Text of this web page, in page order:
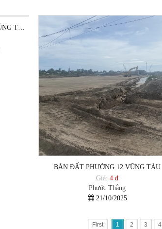
ĐẤT MẶT TIỀN PHƯỚC THẮNG VŨNG TÀU GIÁ ĐẦU TƯ
BÁN ĐẤT PHƯỜNG 12 VŨNG TÀU
Giá: 4 đ
Phước Thắng
21/10/2025
First 1 2 3 4